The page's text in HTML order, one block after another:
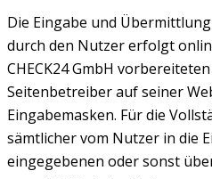
Die Eingabe und
durch den Nutzer erfolgt
CHECK24 GmbH
Seitenbetreiber auf seiner
Eingabemasken. Für die
sämtlicher vom Nutzer in die
eingegebenen oder sonst